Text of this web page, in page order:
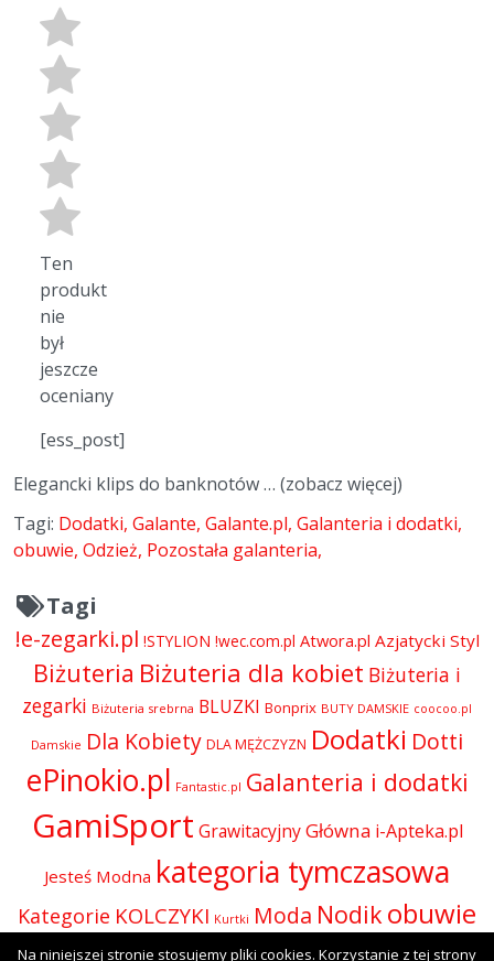
Ten
produkt
nie
był
jeszcze
oceniany
[ess_post]
Elegancki klips do banknotów … (zobacz więcej)
Tagi: Dodatki Galante Galante.pl Galanteria i dodatki
obuwie Odzież Pozostała galanteria
Tagi
!e-zegarki.pl !STYLION !wec.com.pl Atwora.pl Azjatycki Styl
Biżuteria Biżuteria dla kobiet Biżuteria i
zegarki Biżuteria srebrna BLUZKI Bonprix BUTY DAMSKIE coocoo.pl
Damskie Dla Kobiety DLA MĘŻCZYZN Dodatki Dotti
ePinokio.pl Fantastic.pl Galanteria i dodatki
GamiSport Grawitacyjny Główna i-Apteka.pl
Jesteś Modna kategoria tymczasowa
Kategorie KOLCZYKI Kurtki Moda Nodik obuwie
Odzież
Na niniejszej stronie stosujemy pliki cookies. Korzystanie z tej strony